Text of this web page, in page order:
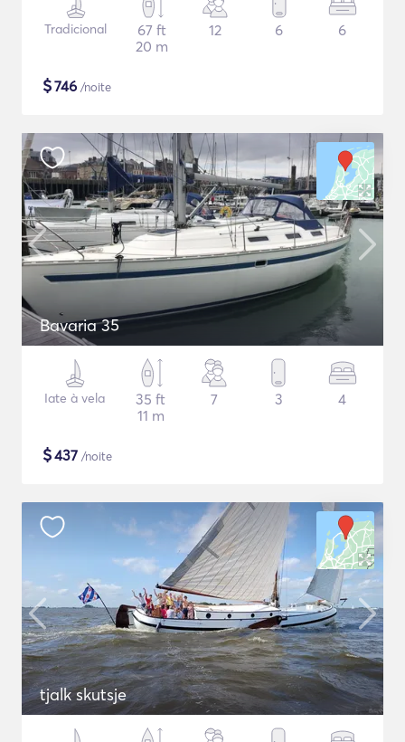
Tradicional
67 ft
20 m
12 6 6
$746 /noite
Bavaria 35
Iate à vela
35 ft
11 m
7 3 4
$437 /noite
tjalk skutsje